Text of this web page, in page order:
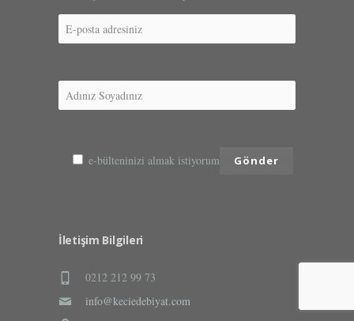
e-bülteninizi almak istiyorum
İletişim Bilgileri
0212 212 99 73
info@keciedebiyat.com